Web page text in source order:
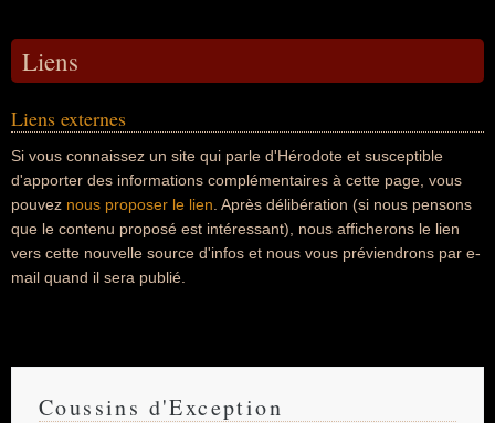
Liens
Liens externes
Si vous connaissez un site qui parle d'Hérodote et susceptible
d'apporter des informations complémentaires à cette page, vous
pouvez nous proposer le lien . Après délibération (si nous pensons
que le contenu proposé est intéressant), nous afficherons le lien
vers cette nouvelle source d'infos et nous vous préviendrons par e-
mail quand il sera publié.
Coussins d'Exception